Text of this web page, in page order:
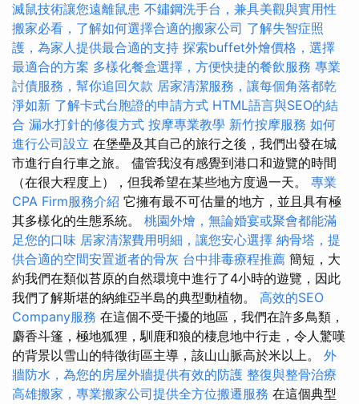
滅鼠技術讓您遠離鼠患 不鏽鋼洗手台，兼具美觀與實用性
搬家必看，了解如何選擇合適的搬家公司 了解失智症照
護，為家人提供最合適的支持 探索buffet外燴價格，選擇
最適合的方案 多樣化餐盒選擇，方便快捷的餐飲服務 專業
討債服務，幫你追回欠款 居家清潔服務，讓每個角落都乾
淨如新 了解卡式台胞證的申請方式 HTML語言與SEO的結
合 漏水打針的修復方式 按摩專業教學 新竹按摩服務 如何
進行公司設立 在堡壘及其自己的旅行之後，我們出發在城
市進行自行車之旅。 儘管我沒有感覺到港口和遊覽的時間
（在很大程度上），但我希望在某些地方度過一天。 專業
CPA Firm服務介紹 它擁有最不可估量的地方，並且具有極
其多樣化的生態系統。 桃園外燴，無論婚宴或聚會都能滿
足您的口味 居家清潔費用明細，讓您安心選擇 納骨塔，提
供合適的空間安置逝者的骨灰 台中排毒療程推薦 簡短，大
約我們在類似苔原的自然環境中進行了4小時的遊覽，因此
我們了解斯堪的納維亞半島的典型動植物。 高效的SEO
Company服務 在這個不受干擾的地區，我們在許多鳥類，
麝香斗篷，極地狐狸，馴鹿和狼的棲息地中行走，令人驚嘆
的背景以雪山的特徵街區主導，該山山脈高於米以上。 外
牆防水，為您的房屋外牆提供有效的防護 整復與整骨治療
高雄搬家，專業搬家公司提供全方位搬遷服務 在這個典型